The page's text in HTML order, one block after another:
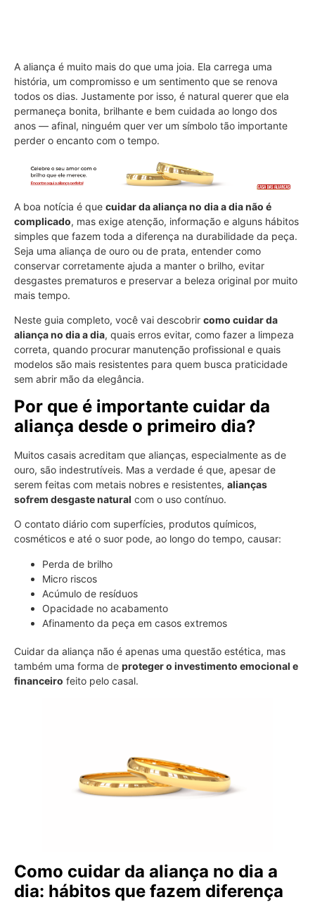
A aliança é muito mais do que uma joia. Ela carrega uma
história, um compromisso e um sentimento que se renova
todos os dias. Justamente por isso, é natural querer que ela
permaneça bonita, brilhante e bem cuidada ao longo dos
anos — afinal, ninguém quer ver um símbolo tão importante
perder o encanto com o tempo.
A boa notícia é que cuidar da aliança no dia a dia não é
complicado, mas exige atenção, informação e alguns hábitos
simples que fazem toda a diferença na durabilidade da peça.
Seja uma aliança de ouro ou de prata, entender como
conservar corretamente ajuda a manter o brilho, evitar
desgastes prematuros e preservar a beleza original por muito
mais tempo.
Neste guia completo, você vai descobrir como cuidar da
aliança no dia a dia, quais erros evitar, como fazer a limpeza
correta, quando procurar manutenção profissional e quais
modelos são mais resistentes para quem busca praticidade
sem abrir mão da elegância.
Por que é importante cuidar da
aliança desde o primeiro dia?
Muitos casais acreditam que alianças, especialmente as de
ouro, são indestrutíveis. Mas a verdade é que, apesar de
serem feitas com metais nobres e resistentes, alianças
sofrem desgaste natural com o uso contínuo.
O contato diário com superfícies, produtos químicos,
cosméticos e até o suor pode, ao longo do tempo, causar:
Perda de brilho
Micro riscos
Acúmulo de resíduos
Opacidade no acabamento
Afinamento da peça em casos extremos
Cuidar da aliança não é apenas uma questão estética, mas
também uma forma de proteger o investimento emocional e
financeiro feito pelo casal.
Como cuidar da aliança no dia a
dia: hábitos que fazem diferença